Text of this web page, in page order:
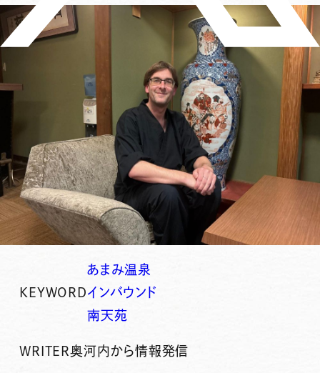
KEYWORD
あまみ温泉
インバウンド
南天苑
WRITER奥河内から情報発信